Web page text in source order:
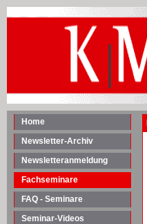
Home
Newsletter-Archiv
Newsletteranmeldung
Fachseminare
FAQ - Seminare
Seminar-Videos